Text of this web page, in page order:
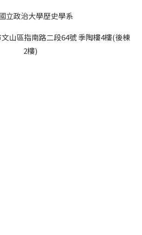
立政治大學歷史學系
山區指南路二段64號 季陶樓4樓(後棟
2樓)